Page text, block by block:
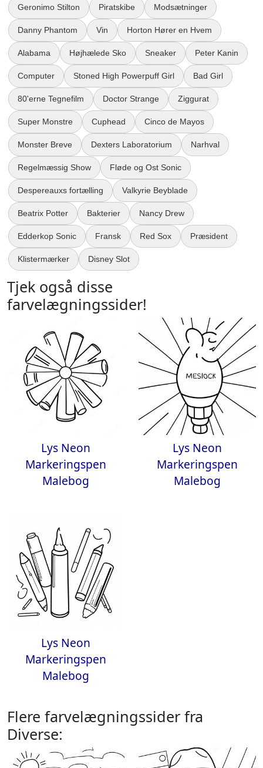
Geronimo Stilton Piratskibe Modsætninger
Danny Phantom Vin Horton Hører en Hvem
Alabama Højhælede Sko Sneaker Peter Kanin
Computer Stoned High Powerpuff Girl Bad Girl
80'erne Tegnefilm Doctor Strange Ziggurat
Super Monstre Cuphead Cinco de Mayos
Monster Breve Dexters Laboratorium Narhval
Regelmæssig Show Fløde og Ost Sonic
Despereauxs fortælling Valkyrie Beyblade
Beatrix Potter Bakterier Nancy Drew
Edderkop Sonic Fransk Red Sox Præsident
Klistermærker Disney Slot
Tjek også disse
farvelægningssider!
Lys Neon
Markeringspen
Malebog
Lys Neon
Markeringspen
Malebog
Lys Neon
Markeringspen
Malebog
Flere farvelægningssider fra
Diverse: